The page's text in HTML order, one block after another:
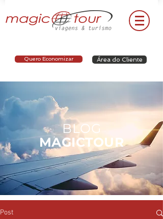
Quero Economizar Área do Cliente
BLOG
MAGICTOUR
Post